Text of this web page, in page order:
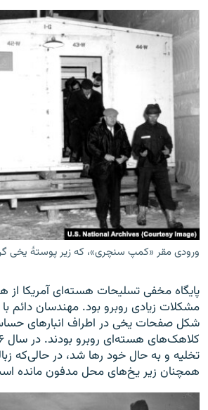
ورودی مقر «کمپ سنچری»، که زیر پوستۀ یخی
پایگاه مخفی تسلیحات هسته‌ای آمریکا از
مشکلات زیادی روبرو بود. مهندسان دائم
شکل صفحات یخی در اطراف انبارهای
تخلیه و به حال خود رها شد، در حالی‌که
همچنان زیر یخ‌های محل مدفون مانده